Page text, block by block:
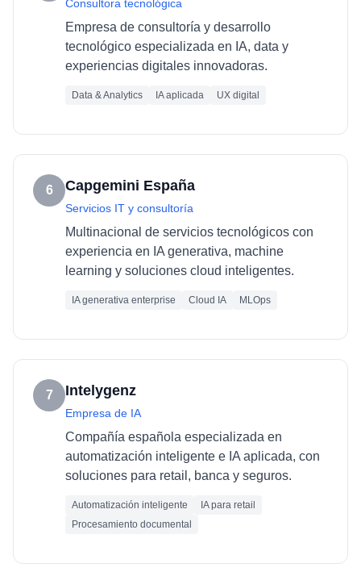
Consultora tecnológica
Empresa de consultoría y desarrollo
tecnológico especializada en IA, data y
experiencias digitales innovadoras.
Data & Analytics IA aplicada UX digital
6 Capgemini España
Servicios IT y consultoría
Multinacional de servicios tecnológicos con
experiencia en IA generativa, machine
learning y soluciones cloud inteligentes.
IA generativa enterprise Cloud IA MLOps
7 Intelygenz
Empresa de IA
Compañía española especializada en
automatización inteligente e IA aplicada, con
soluciones para retail, banca y seguros.
Automatización inteligente
IA para retail
Procesamiento documental